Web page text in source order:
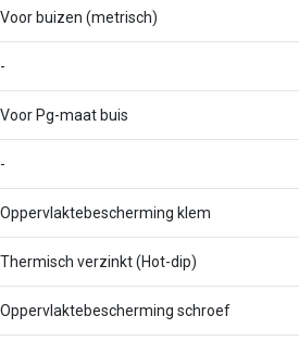
Voor buizen (metrisch)
-
Voor Pg-maat buis
-
Oppervlaktebescherming klem
Thermisch verzinkt (Hot-dip)
Oppervlaktebescherming schroef